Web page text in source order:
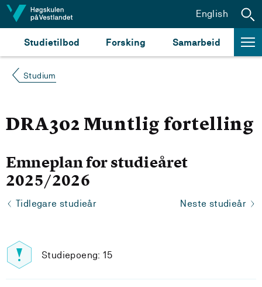
Hopp til innhald
Studietilbod Forsking Samarbeid
English
Studium
DRA302 Muntlig fortelling
Emneplan for studieåret
2025/2026
Tidlegare studieår Neste studieår
Studiepoeng: 15